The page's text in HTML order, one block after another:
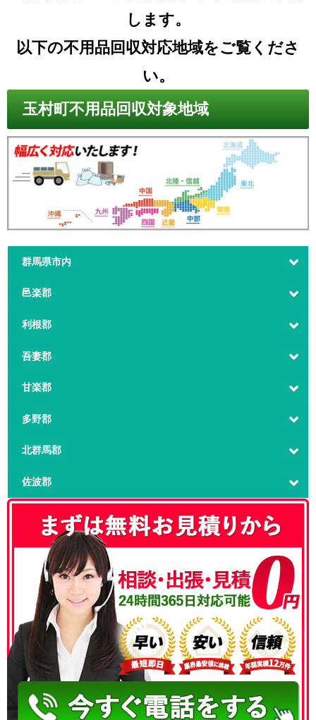
します。
以下の不用品回収対応地域をご覧くださ
い。
玉村町不用品回収対象地域
群馬県市内
邑楽郡
利根郡
吾妻郡
甘楽郡
多野郡
北群馬郡
佐波郡
050-3186-4780